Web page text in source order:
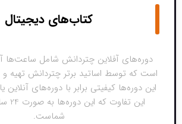
کتاب‌های دیجیتال
دوره‌های آفلاین چتردانش شامل
است که توسط اساتید برتر چتردانش تهیه
این دوره‌ها کیفیتی برابر با دوره‌های آنلاین
این
شماست.